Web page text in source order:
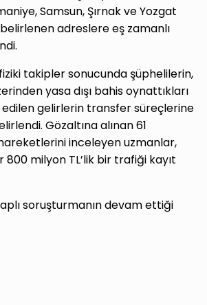
Samsun, Şırnak ve Yozgat
adreslere eş zamanlı
takipler sonucunda şüphelilerin,
yasa dışı bahis oynattıkları
gelirlerin transfer süreçlerine
Gözaltına alınan 61
inceleyen uzmanlar,
milyon TL’lik bir trafiği kayıt
soruşturmanın devam ettiği